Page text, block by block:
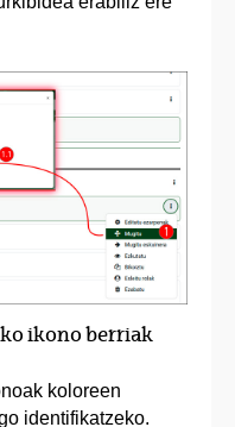
ikono berriak
koloreen
identifikatzeko.